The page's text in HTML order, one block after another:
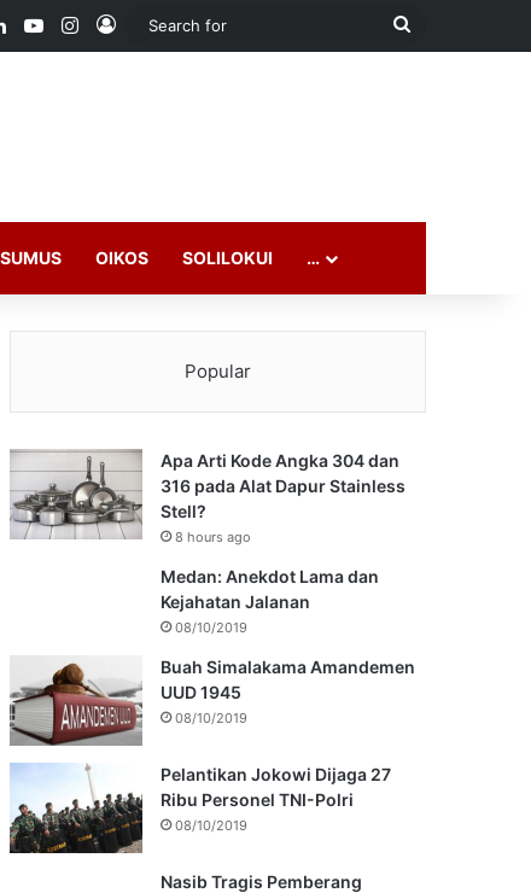
LinkedInYouTubeInstagram
Log In
Search
OIKOS SOLILOKUI …
Popular
Apa Arti Kode Angka 304 dan
316 pada Alat Dapur Stainless
Stell?
8 hours ago
Medan: Anekdot Lama dan
Kejahatan Jalanan
08/10/2019
Buah Simalakama Amandemen
UUD 1945
08/10/2019
Pelantikan Jokowi Dijaga 27
Ribu Personel TNI-Polri
08/10/2019
Nasib Tragis Pemberang